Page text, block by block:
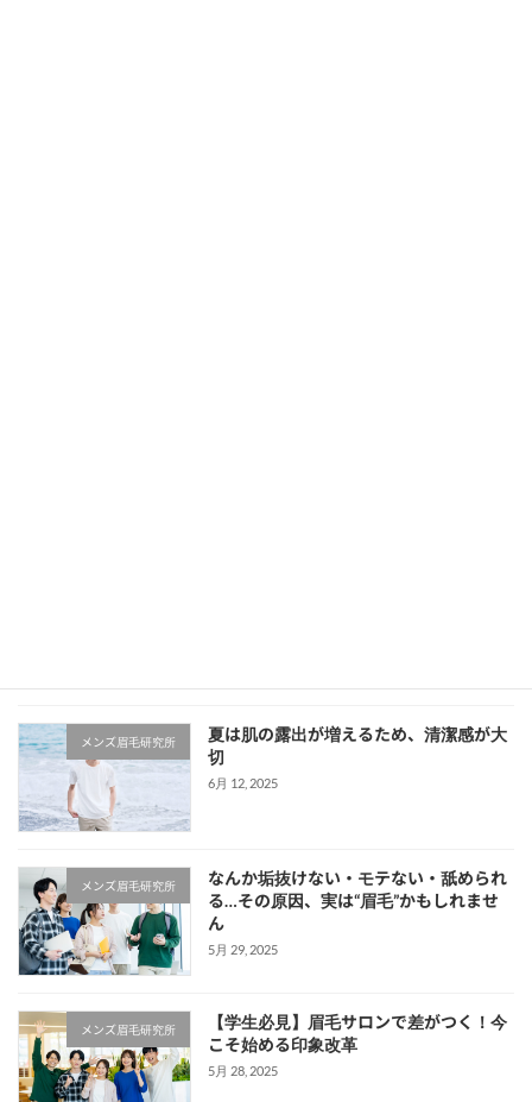
メンズ眉毛研究所
夏は肌の露出が増えるため、清潔感が大
切
6月 12, 2025
メンズ眉毛研究所
なんか垢抜けない・モテない・舐められ
る…その原因、実は“眉毛”かもしれませ
ん
5月 29, 2025
メンズ眉毛研究所
【学生必見】眉毛サロンで差がつく！今
こそ始める印象改革
5月 28, 2025